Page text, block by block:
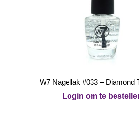
W7 Nagellak #033 – Diamond
Login om te